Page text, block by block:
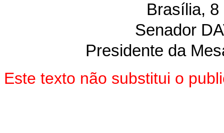
Brasília, 8
Senador
Presidente da
Este texto não substitui o